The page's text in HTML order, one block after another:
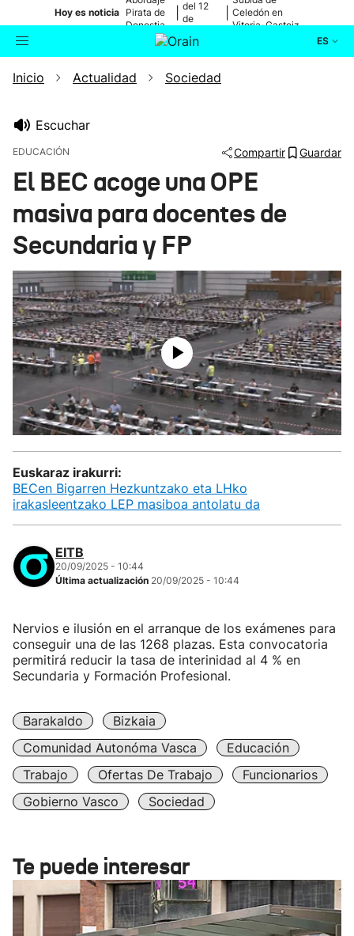
Hoy es noticia Pirata de
Donostia
del 12
de
Celedón en
Vitoria-Gasteiz
ES
Buscador Actualidad
Ikusmiran
Eguraldia
Inicio Actualidad Sociedad
Escuchar
EDUCACIÓN Compartir Guardar
El BEC acoge una OPE
masiva para docentes de
Secundaria y FP
Euskaraz irakurri:
BECen Bigarren Hezkuntzako eta LHko
irakasleentzako LEP masiboa antolatu da
EITB
20/09/2025 - 10:44
Última actualización 20/09/2025 - 10:44
Nervios e ilusión en el arranque de los exámenes para
conseguir una de las 1268 plazas. Esta convocatoria
permitirá reducir la tasa de interinidad al 4 % en
Secundaria y Formación Profesional.
Barakaldo
Bizkaia
Comunidad Autonóma Vasca
Educación
Trabajo
Ofertas De Trabajo
Funcionarios
Gobierno Vasco
Sociedad
Te puede interesar